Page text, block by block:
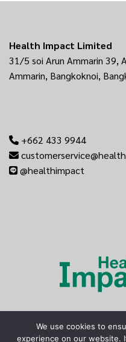
Health Impact Limited
31/5 soi Arun Ammarin 39,
Ammarin, Bangkoknoi,
+662 433 9944
@healthimpact
We use cookies to
experience on our website.